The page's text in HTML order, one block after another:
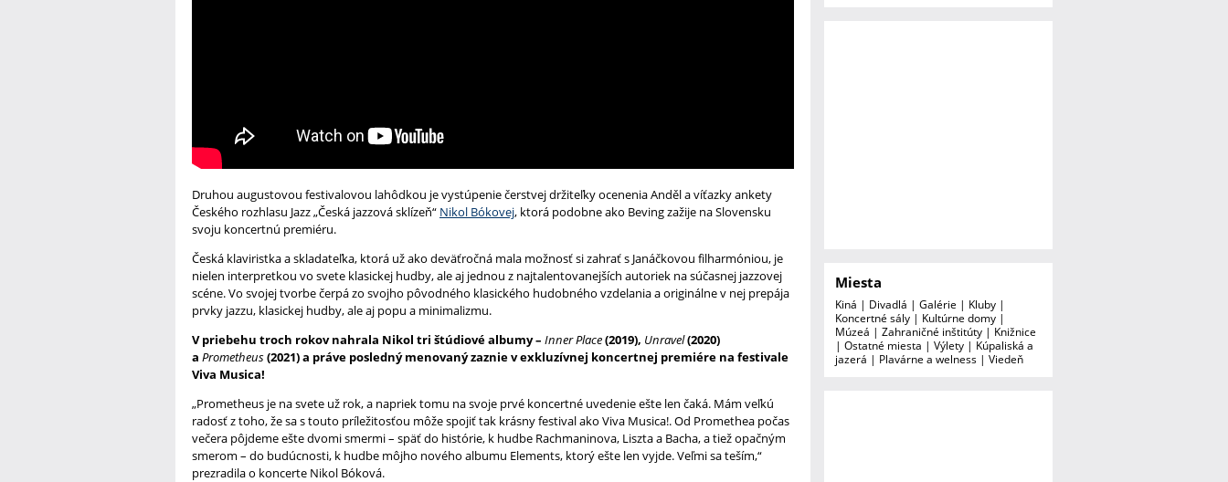
Druhou augustovou festivalovou lahôdkou je vystúpenie čerstvej držiteľky ocenenia Anděl a víťazky ankety
Českého rozhlasu Jazz „Česká jazzová sklízeň“ Nikol Bókovej, ktorá podobne ako Beving zažije na Slovensku
svoju koncertnú premiéru.
Česká klaviristka a skladateľka, ktorá už ako deväťročná mala možnosť si zahrať s Janáčkovou filharmóniou, je
nielen interpretkou vo svete klasickej hudby, ale aj jednou z najtalentovanejších autoriek na súčasnej jazzovej
scéne. Vo svojej tvorbe čerpá zo svojho pôvodného klasického hudobného vzdelania a originálne v nej prepája
prvky jazzu, klasickej hudby, ale aj popu a minimalizmu.
V priebehu troch rokov nahrala Nikol tri štúdiové albumy – Inner Place(2019), Unravel(2020)
a Prometheus(2021) a práve posledný menovaný zaznie v exkluzívnej koncertnej premiére na festivale
Viva Musica!
„Prometheus je na svete už rok, a napriek tomu na svoje prvé koncertné uvedenie ešte len čaká. Mám veľkú
radosť z toho, že sa s touto príležitosťou môže spojiť tak krásny festival ako Viva Musica!. Od Promethea počas
večera pôjdeme ešte dvomi smermi – späť do histórie, k hudbe Rachmaninova, Liszta a Bacha, a tiež opačným
smerom – do budúcnosti, k hudbe môjho nového albumu Elements, ktorý ešte len vyjde. Veľmi sa teším,“
prezradila o koncerte Nikol Bóková.
Miesta
Kiná | Divadlá | Galérie | Kluby |
Koncertné sály | Kultúrne domy |
Múzeá | Zahraničné inštitúty | Knižnice
| Ostatné miesta | Výlety | Kúpaliská a
jazerá | Plavárne a welness | Viedeň